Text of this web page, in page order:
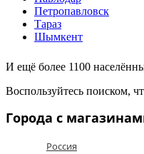
Петропавловск
Тараз
Шымкент
И ещё более 1100
Воспользуйтесь поиском,
Города с
Россия